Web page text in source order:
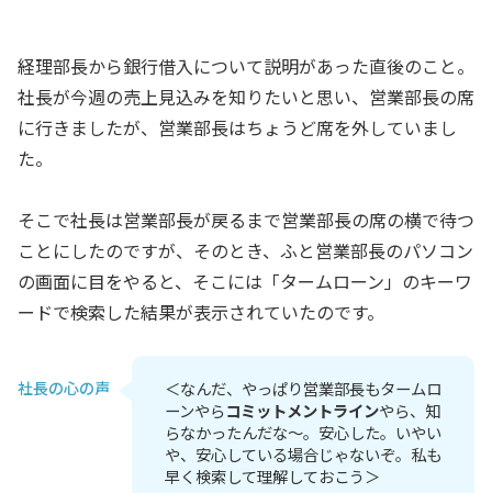
経理部長から銀行借入について説明があった直後のこと。
社長が今週の売上見込みを知りたいと思い、営業部長の席
に行きましたが、営業部長はちょうど席を外していまし
た。
そこで社長は営業部長が戻るまで営業部長の席の横で待つ
ことにしたのですが、そのとき、ふと営業部長のパソコン
の画面に目をやると、そこには「タームローン」のキーワ
ードで検索した結果が表示されていたのです。
社長の心の声
＜なんだ、やっぱり営業部長もタームロ
ーンやらコミットメントラインやら、知
らなかったんだな～。安心した。いやい
や、安心している場合じゃないぞ。私も
早く検索して理解しておこう＞